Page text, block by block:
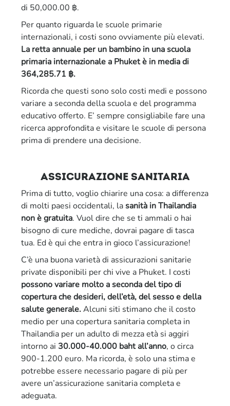
di 50,000.00 ฿.
Per quanto riguarda le scuole primarie
internazionali, i costi sono ovviamente più elevati.
La retta annuale per un bambino in una scuola
primaria internazionale a Phuket è in media di
364,285.71 ฿.
Ricorda che questi sono solo costi medi e possono
variare a seconda della scuola e del programma
educativo offerto. E’ sempre consigliabile fare una
ricerca approfondita e visitare le scuole di persona
prima di prendere una decisione.
assicurazione sanitaria
Prima di tutto, voglio chiarire una cosa: a differenza
di molti paesi occidentali, lasanità in Thailandia
non è gratuita. Vuol dire che se ti ammali o hai
bisogno di cure mediche, dovrai pagare di tasca
tua. Ed è qui che entra in gioco l’assicurazione!
C’è una buona varietà di assicurazioni sanitarie
private disponibili per chi vive a Phuket. I costi
possono variare molto a seconda del tipo di
copertura che desideri, dell’età, del sesso e della
salute generale.Alcuni siti stimano che il costo
medio per una copertura sanitaria completa in
Thailandia per un adulto di mezza età si aggiri
intorno ai 30.000-40.000 baht all’anno, o circa
900-1.200 euro. Ma ricorda, è solo una stima e
potrebbe essere necessario pagare di più per
avere un’assicurazione sanitaria completa e
adeguata.